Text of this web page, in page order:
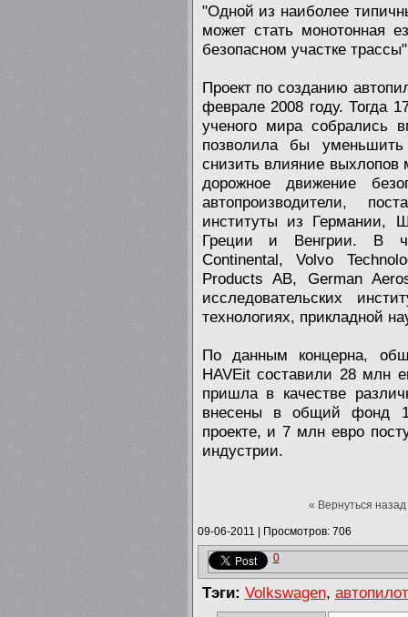
"Одной из наиболее
может стать монотонная
безопасном участке
Проект по созданию
феврале 2008 году. Тогда
ученого мира собрались
позволила бы
снизить влияние
дорожное движение
автопроизводители,
институты из Германии,
Греции и Венгрии. В
Continental, Volvo
Products AB, German
исследовательских
технологиях, прикладной
По данным концерна,
HAVEit составили 28 млн
пришла в качестве
внесены в общий фонд
проекте, и 7 млн евро
индустрии.
« Вернуться назад
09-06-2011 Просмотров: 706
0
Тэги: Volkswagen, автопилот